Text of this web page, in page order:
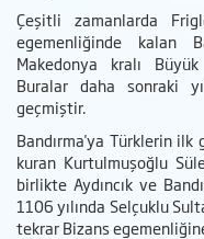
Çeşitli zamanlarda
egemenliğinde kalan
Makedonya kralı
Buralar daha sonraki
geçmiştir.
Bandırma'ya Türklerin
kuran Kurtulmuşoğlu
birlikte Aydıncık ve
1106 yılında Selçuklu
tekrar Bizans